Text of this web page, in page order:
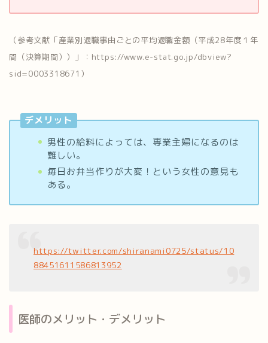
（参考文献「産業別退職事由ごとの平均退職金額（平成28年度１年
間（決算期間））」：https://www.e-stat.go.jp/dbview?
sid=0003318671）
デメリット
男性の給料によっては、専業主婦になるのは
難しい。
毎日お弁当作りが大変！という女性の意見も
ある。
https://twitter.com/shiranami0725/status/10
88451611586813952
医師のメリット・デメリット